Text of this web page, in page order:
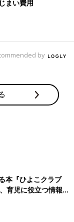
まい費用
by
本『ひよこクラブ
育児に役立つ情報が